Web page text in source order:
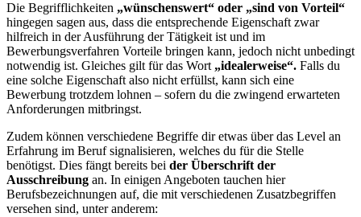
Die Begrifflichkeiten „wünschenswert“ oder „sind von Vorteil“
hingegen sagen aus, dass die entsprechende Eigenschaft zwar
hilfreich in der Ausführung der Tätigkeit ist und im
Bewerbungsverfahren Vorteile bringen kann, jedoch nicht unbedingt
notwendig ist. Gleiches gilt für das Wort „idealerweise“. Falls du
eine solche Eigenschaft also nicht erfüllst, kann sich eine
Bewerbung trotzdem lohnen – sofern du die zwingend erwarteten
Anforderungen mitbringst.
Zudem können verschiedene Begriffe dir etwas über das Level an
Erfahrung im Beruf signalisieren, welches du für die Stelle
benötigst. Dies fängt bereits bei der Überschrift der
Ausschreibung an. In einigen Angeboten tauchen hier
Berufsbezeichnungen auf, die mit verschiedenen Zusatzbegriffen
versehen sind, unter anderem: